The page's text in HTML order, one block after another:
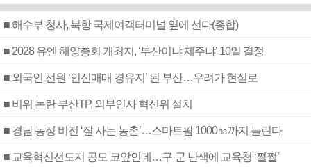
■ 해수부 청사, 북항 국제여객터미널 옆에 선다(종합)
■ 2028 유엔 해양총회 개최지, ‘부산이냐 제주냐’ 10일 결정
■ 외국인 선원 ‘인신매매 경유지’ 된 부산…우려가 현실로
■ 비위 논란 부산TP, 외부인사 혁신위 설치
■ 경남 농정 비전 ‘잘 사는 농촌’…스마트팜 1000㏊까지 늘린다
■ 교육혁신선도지 공모 코앞인데…구·군 난색에 교육청 ‘쩔쩔’